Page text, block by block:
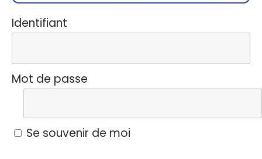
Identifiant
Mot de passe
Se souvenir de moi